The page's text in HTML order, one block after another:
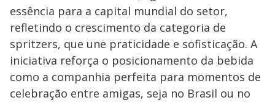
essência para a capital mundial do setor,
refletindo o crescimento da categoria de
spritzers, que une praticidade e sofisticação. A
iniciativa reforça o posicionamento da bebida
como a companhia perfeita para momentos de
celebração entre amigas, seja no Brasil ou no